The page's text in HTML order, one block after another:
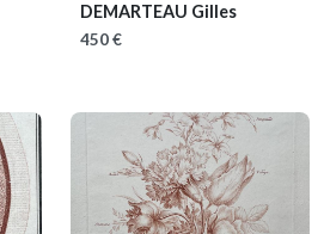
DEMARTEAU Gilles
450 €